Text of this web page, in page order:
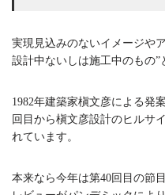
実現見込みのないイメージや
設計中ないしは施工中のもの”
1982年建築家槇文彦による発
回目から槇文彦設計のヒルサ
れています。
本来なら今年は第40回目の節